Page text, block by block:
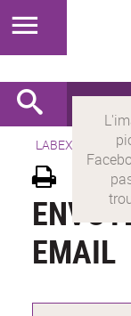
LABEX > LABEX
EMAIL